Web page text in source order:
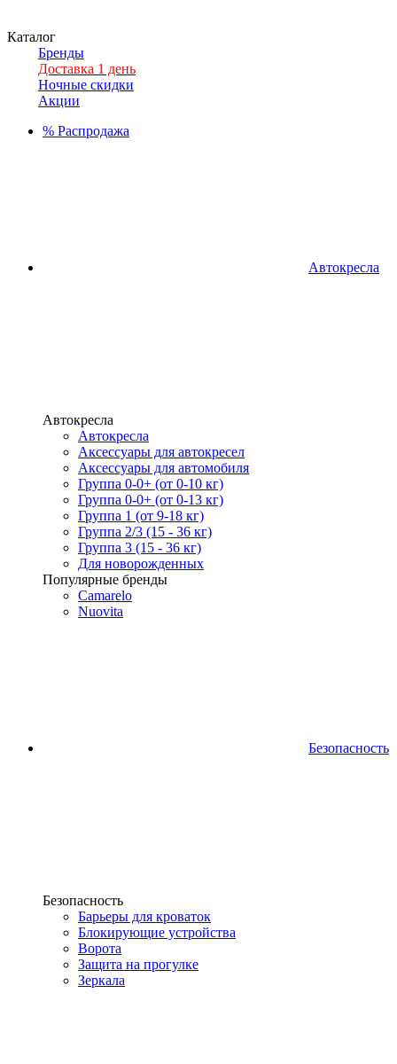
Каталог
Бренды
Доставка 1 день
Ночные скидки
Акции
% Распродажа
Автокресла
Автокресла
Автокресла
Аксессуары для автокресел
Аксессуары для автомобиля
Группа 0-0+ (от 0-10 кг)
Группа 0-0+ (от 0-13 кг)
Группа 1 (от 9-18 кг)
Группа 2/3 (15 - 36 кг)
Группа 3 (15 - 36 кг)
Для новорожденных
Популярные бренды
Camarelo
Nuovita
Безопасность
Безопасность
Барьеры для кроваток
Блокирующие устройства
Ворота
Защита на прогулке
Зеркала